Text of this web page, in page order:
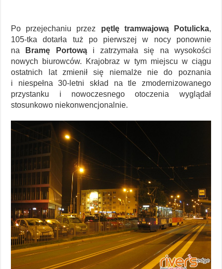
Po przejechaniu przez pętlę tramwajową Potulicka,
105-tka dotarła tuż po pierwszej w nocy ponownie
na
Bramę Portowąi zatrzymała się na wysokości
nowych biurowców. Krajobraz w tym miejscu w ciągu
ostatnich lat zmienił się niemalże nie do poznania
i niespełna 30-letni skład na tle zmodernizowanego
przystanku i nowoczesnego otoczenia wyglądał
stosunkowo niekonwencjonalnie.